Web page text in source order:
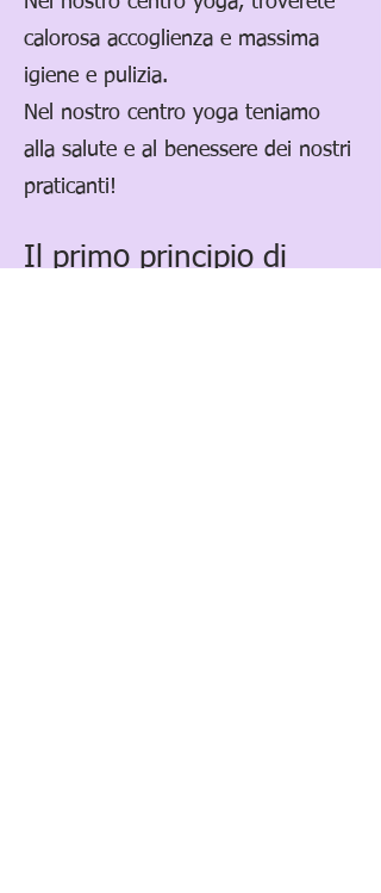
calorosa accoglienza e massima
igiene e pulizia.
Nel nostro centro yoga teniamo
alla salute e al benessere dei nostri
praticanti!
Il primo principio di